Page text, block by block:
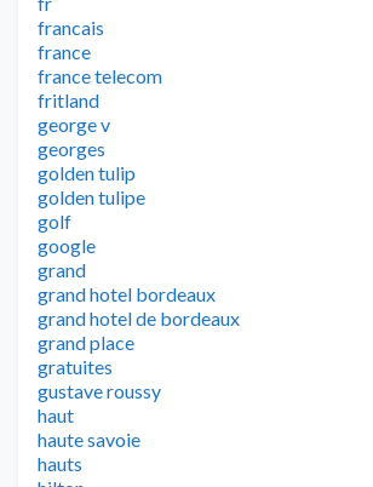
francais
france
france telecom
fritland
george v
georges
golden tulip
golden tulipe
golf
google
grand
grand hotel bordeaux
grand hotel de bordeaux
grand place
gratuites
gustave roussy
haut
haute savoie
hauts